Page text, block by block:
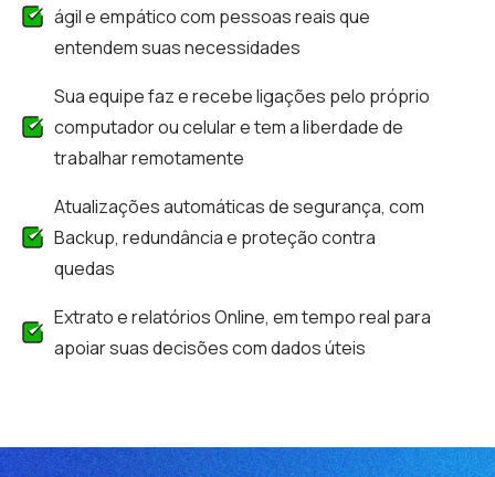
ágil e empático com pessoas reais que
entendem suas necessidades
Sua equipe faz e recebe ligações pelo próprio
computador ou celular e tem a liberdade de
trabalhar remotamente
Atualizações automáticas de segurança, com
Backup, redundância e proteção contra
quedas
Extrato e relatórios Online, em tempo real para
apoiar suas decisões com dados úteis